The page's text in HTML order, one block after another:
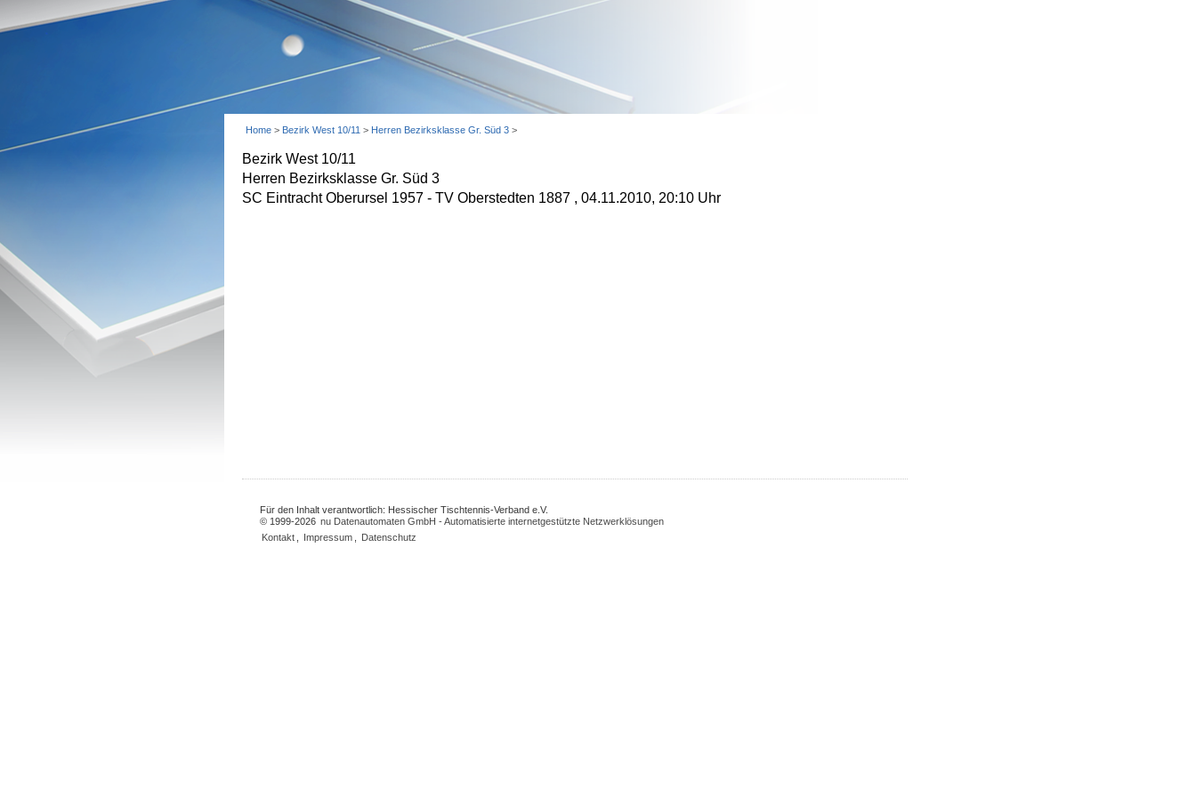
Home > Bezirk West 10/11 > Herren Bezirksklasse Gr. Süd 3 >
Bezirk West 10/11
Herren Bezirksklasse Gr. Süd 3
SC Eintracht Oberursel 1957 - TV Oberstedten 1887 , 04.11.2010, 20:10 Uhr
Für den Inhalt verantwortlich: Hessischer Tischtennis-Verband e.V.
© 1999-2026 nu Datenautomaten GmbH - Automatisierte internetgestützte Netzwerklösungen
Kontakt
Impressum Datenschutz